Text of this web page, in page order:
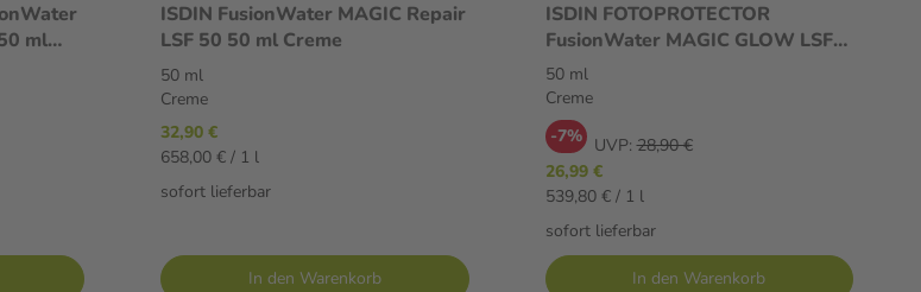
ml
ISDIN FusionWater MAGIC Repair
LSF 50 50 ml Creme
50 ml
Creme
32,90 €
658,00 € / 1 l
sofort lieferbar
In den Warenkorb
ISDIN FOTOPROTECTOR
FusionWater MAGIC GLOW LSF
50 50 ml Creme
50 ml
Creme
-7%
UVP: 28,90 €
26,99 €
539,80 € / 1 l
sofort lieferbar
In den Warenkorb